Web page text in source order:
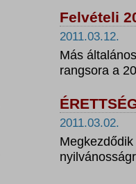
Felvételi
2011.03.12.
Más
rangsora a
2011.03.02.